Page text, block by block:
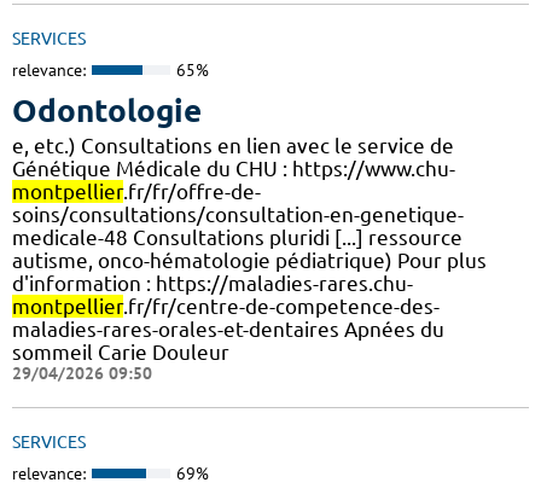
SERVICES
relevance: 65%
Odontologie
e, etc.) Consultations en lien avec le service de
Génétique Médicale du CHU : https://www.chu-
montpellier.fr/fr/offre-de-
soins/consultations/consultation-en-genetique-
medicale-48 Consultations pluridi [...] ressource
autisme, onco-hématologie pédiatrique) Pour plus
d'information : https://maladies-rares.chu-
montpellier.fr/fr/centre-de-competence-des-
maladies-rares-orales-et-dentaires Apnées du
sommeil Carie Douleur
29/04/2026 09:50
SERVICES
relevance: 69%